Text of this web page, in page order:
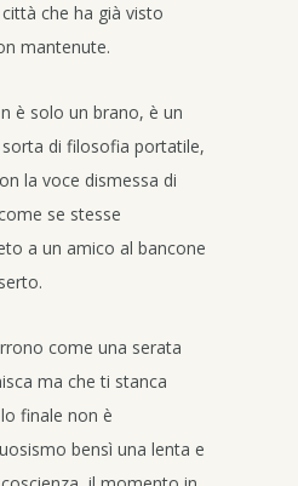
che ha già visto
mantenute.
è solo un brano, è un
di filosofia portatile,
la voce dismessa di
se stesse
a un amico al bancone
come una serata
ma che ti stanca
finale non è
bensì una lenta e